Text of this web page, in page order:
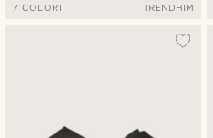
7 COLORI TRENDHIM